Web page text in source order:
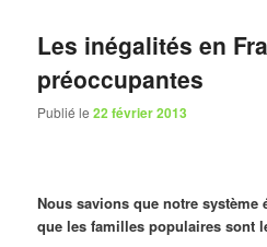
Les inégalités en
préoccupantes
Publié le22 février 2013
Nous savions que notre système
que les familles populaires sont